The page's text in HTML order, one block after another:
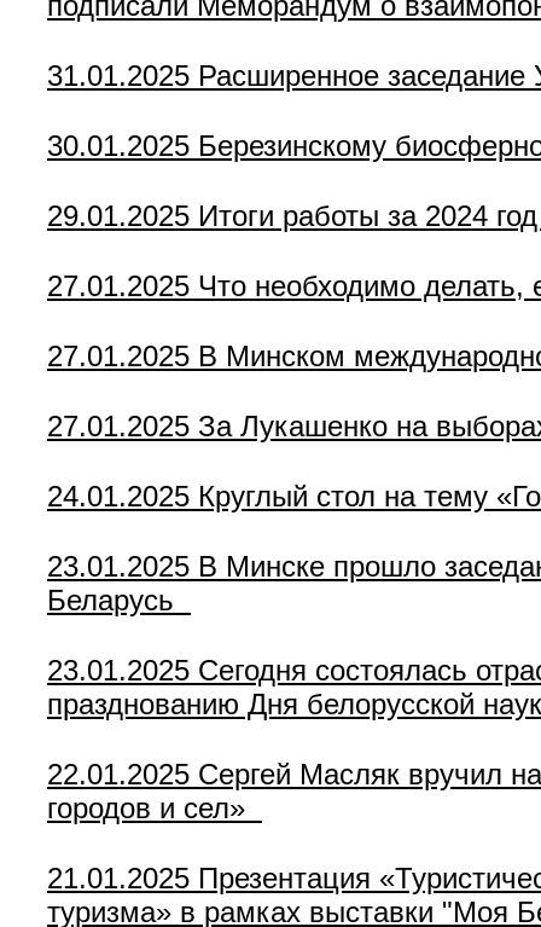
31.01.2025 Расширенное
30.01.2025 Березинскому
29.01.2025 Итоги работы за 2024
27.01.2025 Что необходимо делать,
27.01.2025 В Минском
27.01.2025 За Лукашенко на
24.01.2025 Круглый стол на тему
23.01.2025 В Минске прошло
Беларусь
23.01.2025 Сегодня состоялась
празднованию Дня белорусской
22.01.2025 Сергей Масляк вручил
городов и сел»
21.01.2025 Презентация
туризма» в рамках выставки "Моя